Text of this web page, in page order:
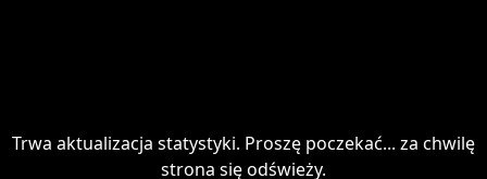
Trwa aktualizacja statystyki. Proszę poczekać... za chwilę
strona się odświeży.